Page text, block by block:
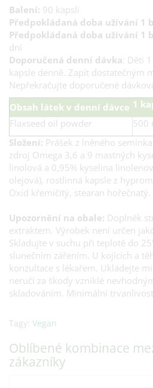
Balení: 90 kapslí
Předpokládaná doba užívání 1
Předpokládaná doba užívání 1
dní
Doporučená denní dávka : Děti
kapsle denně. Zapít dostatečným
Nepřekračujte doporučené
Obsah látek v denní dávce 1
Flaxseed oil powder
500
Složení: Prášek z lněného
zdroj Omega 3,6 a 9 mastných
linolová a 0,95% kyselina
olejová), rostlinná kapsle z
Oxid křemičitý, stearan hořečnatý.
Upozornění na obale: Doplněk
extraktem. Výrobek není určen
Skladujte v suchu při teplotě do
slunečním zářením. U kojících a
konzultace s lékařem. Ukládejte
neručí za škody vzniklé
skladováním. Minimální
Tagy: Vegan
Oblíbené kombinace
zákazníky